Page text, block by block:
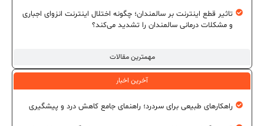
مهمترین مقالات
تاثیر قطع اینترنت بر سالمندان؛ چگونه اختلال اینترنت انزوای اجباری
و مشکلات درمانی سالمندان را تشدید می‌کند؟
آخرین اخبار
راهکارهای طبیعی برای سردرد؛ راهنمای جامع کاهش درد و پیشگیری